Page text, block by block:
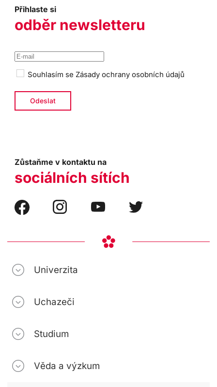
Přihlaste si
odběr newsletteru
Souhlasím se Zásady ochrany osobních údajů
Zůstaňme v kontaktu na
sociálních sítích
Univerzita
Uchazeči
Studium
Věda a výzkum